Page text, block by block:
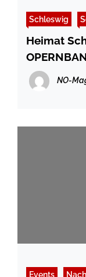
Schleswig
Heimat
NO-
Events